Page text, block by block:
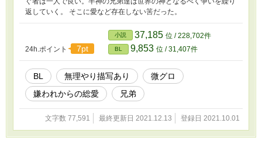
返していく。 そこに愛など存在しない筈だった。
24h.ポイント 7pt
小説 37,185 位 / 228,702件
BL 9,853 位 / 31,407件
BL 無理やり描写あり
微グロ
嫌われからの総愛
兄弟
文字数 77,591 最終更新日 2021.12.13 登録日 2021.10.01